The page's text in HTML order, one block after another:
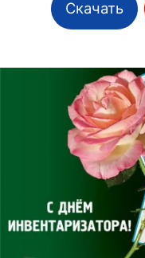
Скачать